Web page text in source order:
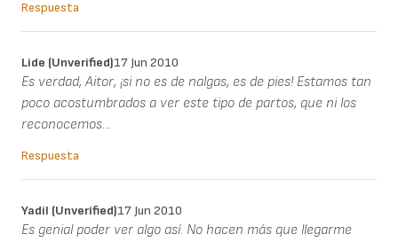
Respuesta
Lide (unverified)17 Jun 2010
Es verdad, Aitor, ¡si no es de nalgas, es de pies! Estamos tan
poco acostumbrados a ver este tipo de partos, que ni los
reconocemos...
Respuesta
Yadil (unverified)17 Jun 2010
Es genial poder ver algo así. No hacen más que llegarme